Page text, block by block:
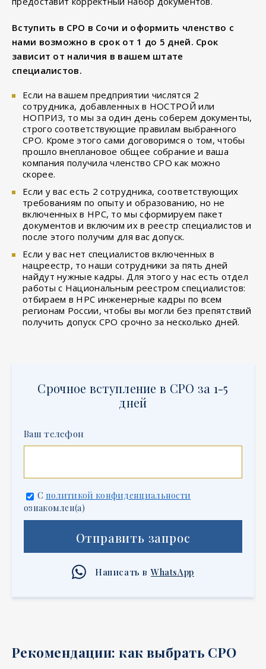
Вступить в СРО в Сочи и оформить членство с
нами возможно в срок от 1 до 5 дней. Срок
зависит от наличия в вашем штате
специалистов.
Если на вашем предприятии числятся 2
сотрудника, добавленных в НОСТРОЙ или
НОПРИЗ, то мы за один день соберем документы,
строго соответствующие правилам выбранного
СРО. Кроме этого сами договоримся о том, чтобы
прошло внеплановое общее собрание и ваша
компания получила членство СРО как можно
скорее.
Если у вас есть 2 сотрудника, соответствующих
требованиям по опыту и образованию, но не
включенных в НРС, то мы сформируем пакет
документов и включим их в реестр специалистов и
после этого получим для вас допуск.
Если у вас нет специалистов включенных в
нацреестр, то наши сотрудники за пять дней
найдут нужные кадры. Для этого у нас есть отдел
работы с Национальным реестром специалистов:
отбираем в НРС инженерные кадры по всем
регионам России, чтобы вы могли без препятствий
получить допуск СРО срочно за несколько дней.
Срочное вступление в СРО за 1-5
дней
Ваш телефон
С политикой конфиденциальности
ознакомлен(а)
Отправить запрос
Написать в WhatsApp
Рекомендации: как выбрать СРО